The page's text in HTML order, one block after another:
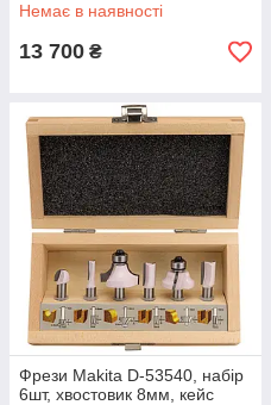
Немає в наявності
13 700 ₴
Фрези Makita D-53540, набір
6шт, хвостовик 8мм, кейс